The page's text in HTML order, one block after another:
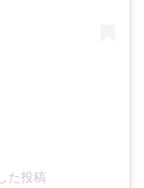
た投稿